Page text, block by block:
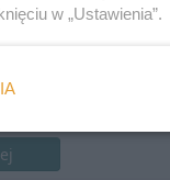
w „Ustawienia”.